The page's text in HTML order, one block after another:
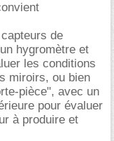
de
hygromètre et
les conditions
miroirs, ou bien
pièce", avec un
pour évaluer
à produire et